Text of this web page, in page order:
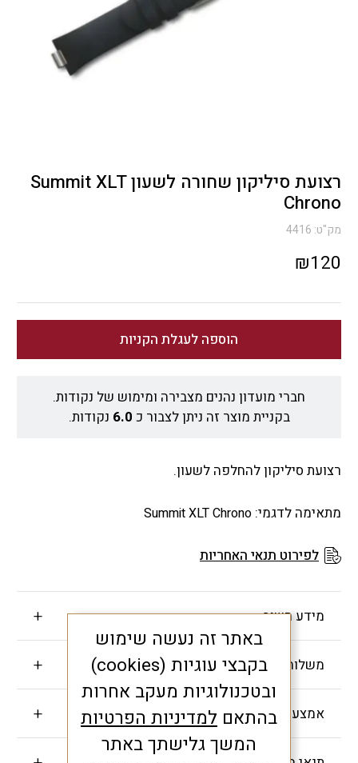
רצועת סיליקון שחורה לשעון Summit XLT
Chrono
מק"ט: 4416
₪120
הוספה לעגלת הקניות
חברי מועדון נהנים מצבירה ומימוש של נקודות.
בקניית מוצר זה ניתן לצבור כ 6.0 נקודות.
רצועת סיליקון להחלפה לשעון.
מתאימה לדגמי: Summit XLT Chrono
לפירוט תנאי האחריות
מידע חשוב
משלוחים והחזרות
אמצעי תשלום
באתר זה נעשה שימוש
בקבצי עוגיות (cookies)
ובטכנולוגיות מעקב אחרות
בהתאם למדיניות הפרטיות
המשך גלישתך באתר